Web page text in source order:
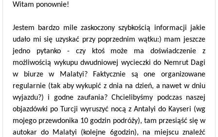
Witam ponownie!
Jestem bardzo mile zaskoczony szybkością informacji jakie
udało mi się uzyskać przy poprzednim wątku:) mam jeszcze
jedno pytanko - czy ktoś może ma doświadczenie z
możliwością wykupu dwudniowej wycieczki do Nemrut Dagi
w biurze w Malatyi? Faktycznie są one organizowane
regularnie (tak aby wykupić z dnia na dzień, a nawet w dniu
wyjazdu?) i godne zaufania? Chcielibyśmy podczas naszej
objazdówki po Turcji wyruszyć nocą z Antalyi do Kayseri (wg
mojego przewdonika 10 godzin podróży), tam przesiąść się w
autokar do Malatyi (kolejne 6godzin), na miejscu znależć